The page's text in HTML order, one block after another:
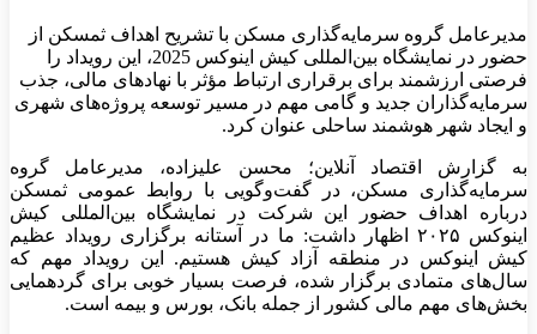
مدیرعامل گروه سرمایه‌گذاری مسکن با تشریح اهداف ثمسکن از
حضور در نمایشگاه بین‌المللی کیش اینوکس 2025، این رویداد را
فرصتی ارزشمند برای برقراری ارتباط مؤثر با نهادهای مالی، جذب
سرمایه‌گذاران جدید و گامی مهم در مسیر توسعه پروژه‌های شهری
و ایجاد شهر هوشمند ساحلی عنوان کرد.
به گزارش اقتصاد آنلاین؛ محسن علیزاده، مدیرعامل گروه
سرمایه‌گذاری مسکن، در گفت‌وگویی با روابط عمومی ثمسکن
درباره اهداف حضور این شرکت در نمایشگاه بین‌المللی کیش
اینوکس ۲۰۲۵ اظهار داشت: ما در آستانه برگزاری رویداد عظیم
کیش اینوکس در منطقه آزاد کیش هستیم. این رویداد مهم که
سال‌های متمادی برگزار شده، فرصت بسیار خوبی برای گردهمایی
بخش‌های مهم مالی کشور از جمله بانک، بورس و بیمه است.